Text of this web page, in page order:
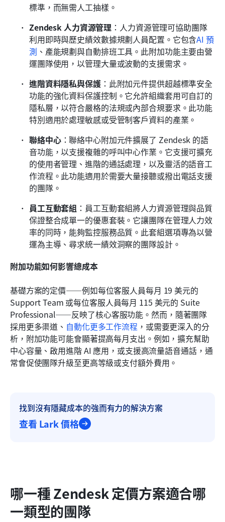
標準，而無需人工抽樣。
Zendesk 人力資源管理 ：人力資源管理可協助團隊
利用即時與歷史績效數據規劃人員配置。它包含AI 預
測 、產能規劃與自動排班工具。此附加功能主要由營
運團隊使用，以管理大量或波動的支援需求。
進階資料隱私與保護：此附加元件提供超越標準安全
功能的強化資料保護控制。它允許組織套用可自訂的
隱私層，以符合嚴格的法規或內部合規要求。此功能
特別適用於處理敏感或受管制客戶資料的產業。
聯絡中心：聯絡中心附加元件擴展了 Zendesk 的語
音功能，以支援複雜的呼叫中心作業。它支援可擴充
的使用者管理、進階的通話處理，以及靈活的語音工
作流程。此功能適用於需要大量接聽或撥出電話支援
的團隊。
員工互動套組 ：員工互動套組將人力資源管理與品質
保證整合成單一的優惠套裝。它讓團隊在管理人力效
率的同時，能夠監控服務品質。此套組選項專為以營
運為主導、尋求統一績效洞察的團隊設計。
附加功能如何影響總成本
基礎方案的定價——例如每位客服人員每月 19 美元的
Support Team 或每位客服人員每月 115 美元的 Suite
Professional——反映了核心客服功能。然而，隨著團隊
採用更多渠道、 自動化更多工作流程 ，或需要更深入的分
析，附加功能可能會顯著提高每月支出。例如，擴充幫助
中心容量、啟用進階 AI 應用，或支援高流量語音通話，通
常會促使團隊升級至更高等級或支付額外費用。
找到沒有隱藏成本的強而有力的解決方案
查看 Lark 價格
哪一種 Zendesk 定價方案適合哪
一類型的團隊